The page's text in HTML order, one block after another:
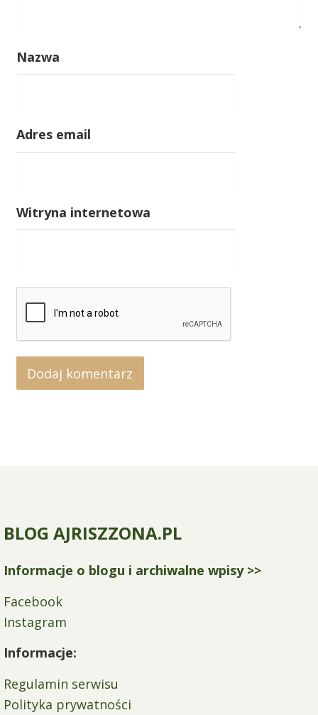
Nazwa
Adres email
Witryna internetowa
BLOG AJRISZZONA.PL
Informacje o blogu i archiwalne wpisy >>
Facebook
Instagram
Informacje:
Regulamin serwisu
Polityka prywatności